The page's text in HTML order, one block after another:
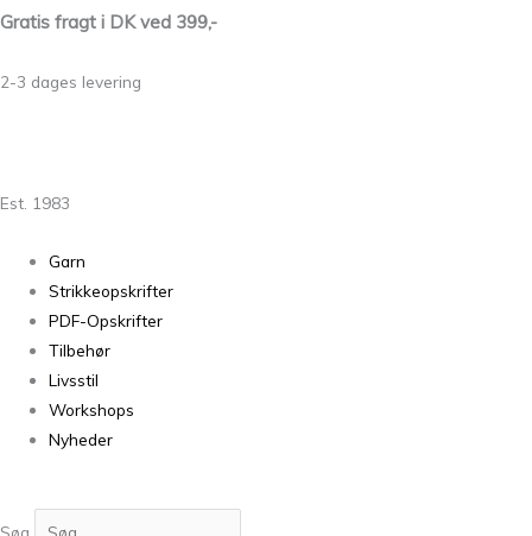
Gratis fragt i DK ved 399,-
2-3 dages levering
Est. 1983
Garn
Strikkeopskrifter
PDF-Opskrifter
Tilbehør
Livsstil
Workshops
Nyheder